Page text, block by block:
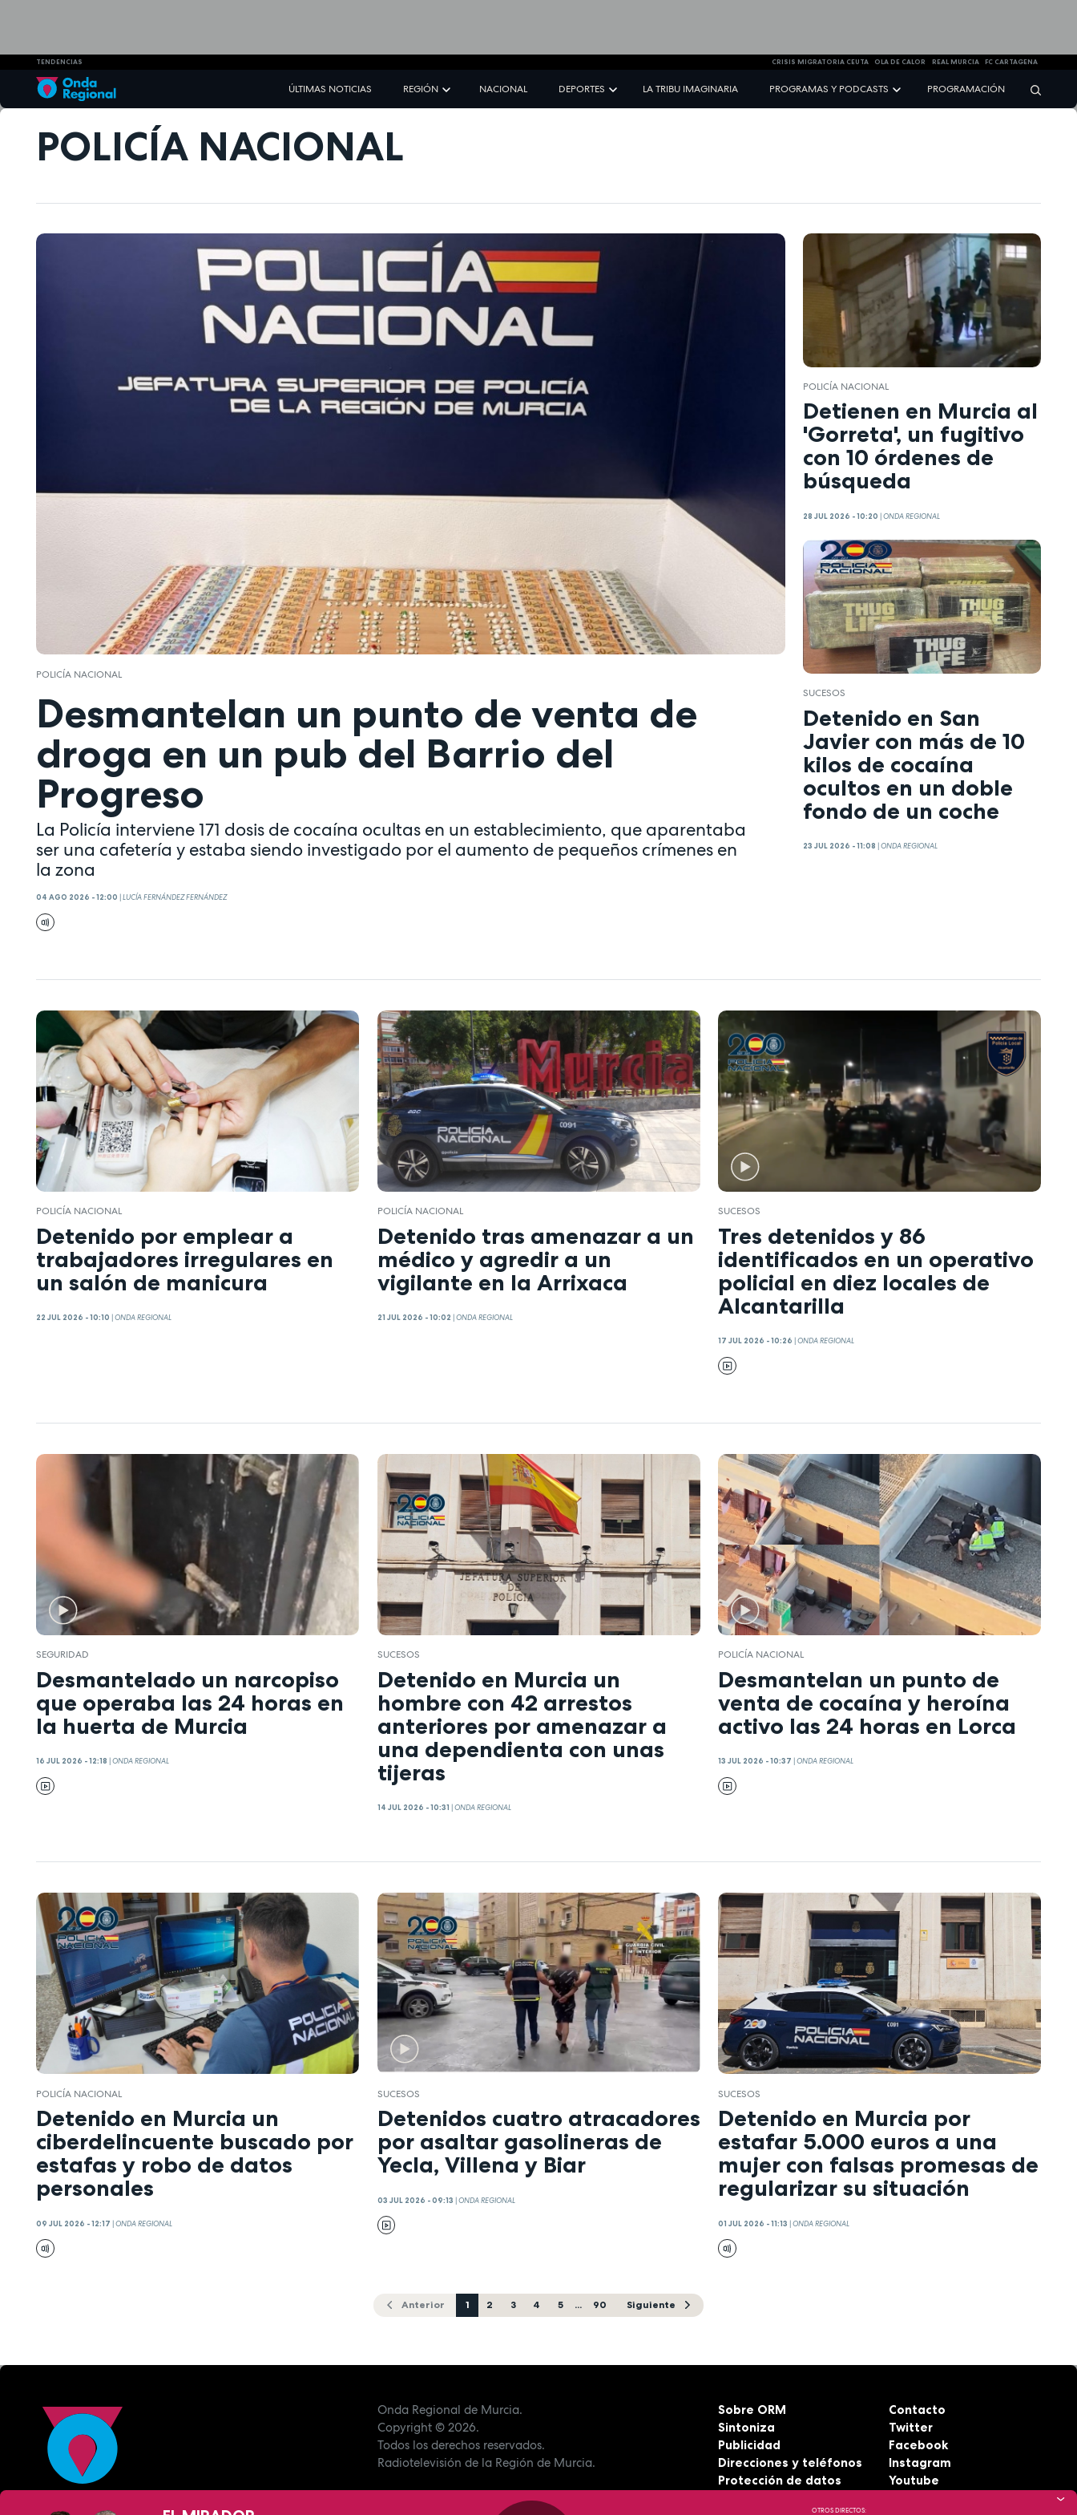
TENDENCIAS CRISIS MIGRATORIA CEUTA OLA DE CALOR REAL MURCIA FC CARTAGENA
ÚLTIMAS NOTICIAS REGIÓN NACIONAL DEPORTES LA TRIBU IMAGINARIA PROGRAMAS Y PODCASTS PROGRAMACIÓN
POLICÍA NACIONAL
POLICÍA NACIONAL
Desmantelan un punto de venta de
droga en un pub del Barrio del
Progreso
La Policía interviene 171 dosis de cocaína ocultas en un establecimiento, que aparentaba
ser una cafetería y estaba siendo investigado por el aumento de pequeños crímenes en
la zona
04 AGO 2026 - 12:00 LUCÍA FERNÁNDEZ FERNÁNDEZ
POLICÍA NACIONAL
Detienen en Murcia al
'Gorreta', un fugitivo
con 10 órdenes de
búsqueda
28 JUL 2026 - 10:20 |ONDA REGIONAL
SUCESOS
Detenido en San
Javier con más de 10
kilos de cocaína
ocultos en un doble
fondo de un coche
23 JUL 2026 - 11:08 |ONDA REGIONAL
POLICÍA NACIONAL
Detenido por emplear a
trabajadores irregulares en
un salón de manicura
22 JUL 2026 - 10:10 ONDA REGIONAL
POLICÍA NACIONAL
Detenido tras amenazar a un
médico y agredir a un
vigilante en la Arrixaca
21 JUL 2026 - 10:02 ONDA REGIONAL
SUCESOS
Tres detenidos y 86
identificados en un operativo
policial en diez locales de
Alcantarilla
17 JUL 2026 - 10:26 ONDA REGIONAL
SEGURIDAD
Desmantelado un narcopiso
que operaba las 24 horas en
la huerta de Murcia
16 JUL 2026 - 12:18 ONDA REGIONAL
SUCESOS
Detenido en Murcia un
hombre con 42 arrestos
anteriores por amenazar a
una dependienta con unas
tijeras
14 JUL 2026 - 10:31 ONDA REGIONAL
POLICÍA NACIONAL
Desmantelan un punto de
venta de cocaína y heroína
activo las 24 horas en Lorca
13 JUL 2026 - 10:37 ONDA REGIONAL
POLICÍA NACIONAL
Detenido en Murcia un
ciberdelincuente buscado por
estafas y robo de datos
personales
09 JUL 2026 - 12:17 |ONDA REGIONAL
SUCESOS
Detenidos cuatro atracadores
por asaltar gasolineras de
Yecla, Villena y Biar
03 JUL 2026 - 09:13 |ONDA REGIONAL
SUCESOS
Detenido en Murcia por
estafar 5.000 euros a una
mujer con falsas promesas de
regularizar su situación
01 JUL 2026 - 11:13 |ONDA REGIONAL
Anterior 1 2 3 4 5 ... 90 Siguiente
Onda Regional de Murcia.
Copyright© 2026.
Todos los derechos reservados.
Radiotelevisión de la Región de Murcia.
Sobre ORM
Sintoniza
Publicidad
Direcciones y teléfonos
Protección de datos
Contacto
Twitter
Facebook
Instagram
Youtube
OTROS DIRECTOS: